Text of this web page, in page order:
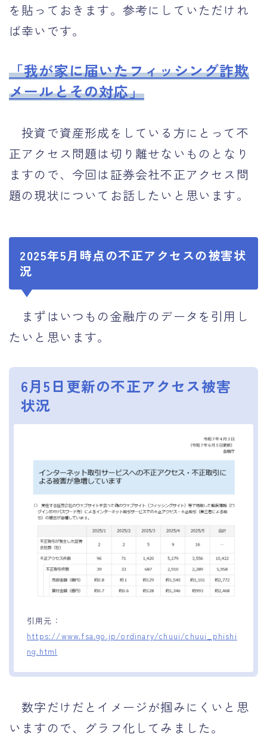
を貼っておきます。参考にしていただけれ
ば幸いです。
「我が家に届いたフィッシング詐欺
メールとその対応」
投資で資産形成をしている方にとって不
正アクセス問題は切り離せないものとなり
ますので、今回は証券会社不正アクセス問
題の現状についてお話したいと思います。
2025年5月時点の不正アクセスの被害状
況
まずはいつもの金融庁のデータを引用し
たいと思います。
6月5日更新の不正アクセス被害
状況
引用元：
https://www.fsa.go.jp/ordinary/chuui/chuui_phishi
ng.html
数字だけだとイメージが掴みにくいと思
いますので、グラフ化してみました。